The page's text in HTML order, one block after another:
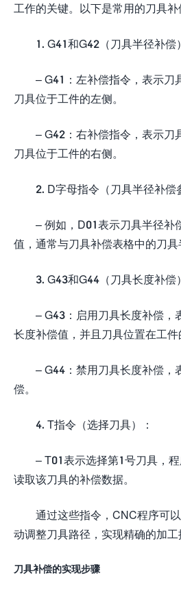
工作的关键。以下是常用的刀具补
1. G41和G42（刀具半径补偿
– G41：左补偿指令，表示刀
刀具位于工件的左侧。
– G42：右补偿指令，表示刀
刀具位于工件的右侧。
2. D字母指令（刀具半径补偿
– 例如，D01表示刀具半径补
值，通常与刀具补偿表格中的刀具
3. G43和G44（刀具长度补偿
– G43：启用刀具长度补偿，
长度补偿值，并且刀具位置在工件
– G44：禁用刀具长度补偿，
偿。
4. T指令（选择刀具）：
– T01表示选择第1号刀具，
读取该刀具的补偿数据。
通过这些指令，CNC程序可
动调整刀具路径，实现精确的加工
刀具补偿的实现步骤